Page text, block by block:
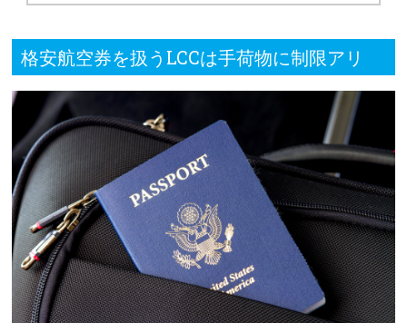
格安航空券を扱うLCCは手荷物に制限アリ